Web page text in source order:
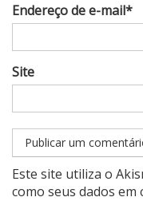
Endereço de e-mail*
Site
Este site utiliza o
como seus dados